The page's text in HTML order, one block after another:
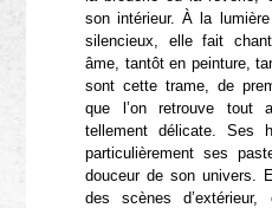
son intérieur. À la
silencieux, elle fait
âme, tantôt en peinture,
sont cette trame, de
que l’on retrouve
tellement délicate. Ses
particulièrement ses
douceur de son univers.
des scènes